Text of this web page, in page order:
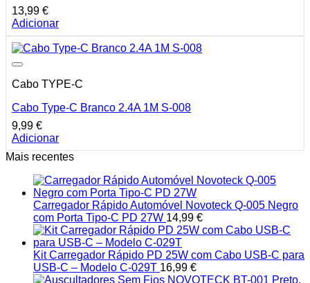
13,99 €
Adicionar
Cabo TYPE-C
Cabo Type-C Branco 2.4A 1M S-008
9,99 €
Adicionar
Mais recentes
Carregador Rápido Automóvel Novoteck Q-005 Negro
com Porta Tipo-C PD 27W 14,99 €
Kit Carregador Rápido PD 25W com Cabo USB-C para
USB-C – Modelo C-029T 16,99 €